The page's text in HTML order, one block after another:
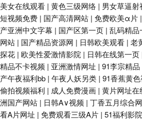
美女在线观看 | 黄色三级网络 | 男女草逼射
短视频免费 | 国产高清网站 | 免费欧美α片 |
产亚洲中文字幕 | 国产区第一页 | 乱码精品
网站 | 国产精品资源网 | 日韩欧美观看 | 老
探花 | 欧美性爱激情影院 | 日韩在线第一页
精品不卡视频 | 亚洲激情网址 | 91李宗精品
产午夜福利bb | 午夜人妖另类 | 91香蕉黄
偷拍视频福利 | 成人免费漫画 | 黄片网址在
洲国产网站 | 日韩A∨视频 | 丁香五月综合网
看A片网址 | 免费观看三级A片 | 51福利影院